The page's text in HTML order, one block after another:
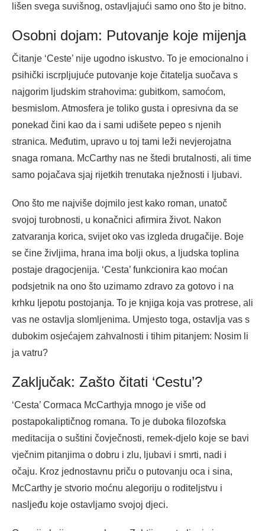
lišen svega suvišnog, ostavljajući samo ono što je bitno.
Osobni dojam: Putovanje koje mijenja
Čitanje ‘Ceste’ nije ugodno iskustvo. To je emocionalno i
psihički iscrpljujuće putovanje koje čitatelja suočava s
najgorim ljudskim strahovima: gubitkom, samoćom,
besmislom. Atmosfera je toliko gusta i opresivna da se
ponekad čini kao da i sami udišete pepeo s njenih
stranica. Međutim, upravo u toj tami leži nevjerojatna
snaga romana. McCarthy nas ne štedi brutalnosti, ali time
samo pojačava sjaj rijetkih trenutaka nježnosti i ljubavi.
Ono što me najviše dojmilo jest kako roman, unatoč
svojoj turobnosti, u konačnici afirmira život. Nakon
zatvaranja korica, svijet oko vas izgleda drugačije. Boje
se čine življima, hrana ima bolji okus, a ljudska toplina
postaje dragocjenija. ‘Cesta’ funkcionira kao moćan
podsjetnik na ono što uzimamo zdravo za gotovo i na
krhku ljepotu postojanja. To je knjiga koja vas protrese, ali
vas ne ostavlja slomljenima. Umjesto toga, ostavlja vas s
dubokim osjećajem zahvalnosti i tihim pitanjem: Nosim li
ja vatru?
Zaključak: Zašto čitati ‘Cestu’?
‘Cesta’ Cormaca McCarthyja mnogo je više od
postapokaliptičnog romana. To je duboka filozofska
meditacija o suštini čovječnosti, remek-djelo koje se bavi
vječnim pitanjima o dobru i zlu, ljubavi i smrti, nadi i
očaju. Kroz jednostavnu priču o putovanju oca i sina,
McCarthy je stvorio moćnu alegoriju o roditeljstvu i
nasljeđu koje ostavljamo svojoj djeci.